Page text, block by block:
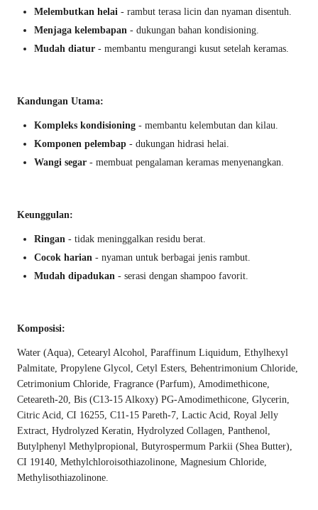
Melembutkan helai - rambut terasa licin dan nyaman disentuh.
Menjaga kelembapan - dukungan bahan kondisioning.
Mudah diatur - membantu mengurangi kusut setelah keramas.
Kandungan Utama:
Kompleks kondisioning - membantu kelembutan dan kilau.
Komponen pelembap - dukungan hidrasi helai.
Wangi segar - membuat pengalaman keramas menyenangkan.
Keunggulan:
Ringan - tidak meninggalkan residu berat.
Cocok harian - nyaman untuk berbagai jenis rambut.
Mudah dipadukan - serasi dengan shampoo favorit.
Komposisi:
Water (Aqua), Cetearyl Alcohol, Paraffinum Liquidum, Ethylhexyl
Palmitate, Propylene Glycol, Cetyl Esters, Behentrimonium Chloride,
Cetrimonium Chloride, Fragrance (Parfum), Amodimethicone,
Ceteareth-20, Bis (C13-15 Alkoxy) PG-Amodimethicone, Glycerin,
Citric Acid, CI 16255, C11-15 Pareth-7, Lactic Acid, Royal Jelly
Extract, Hydrolyzed Keratin, Hydrolyzed Collagen, Panthenol,
Butylphenyl Methylpropional, Butyrospermum Parkii (Shea Butter),
CI 19140, Methylchloroisothiazolinone, Magnesium Chloride,
Methylisothiazolinone.